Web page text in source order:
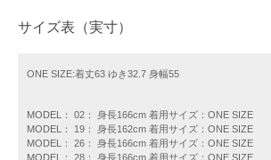
すっきりとコンパクトな印象ながら、身体
る一着。
着られます。
〈生地・素材のポイント〉
サイズ表（実寸）
ONE SIZE:着丈63 ゆき32.7 身幅55
MODEL： 02： 身長166cm 着用サイズ：ONE SIZE
MODEL： 19： 身長162cm 着用サイズ：ONE SIZE
MODEL： 26： 身長166cm 着用サイズ：ONE SIZE
MODEL： 28： 身長166cm 着用サイズ：ONE SIZE